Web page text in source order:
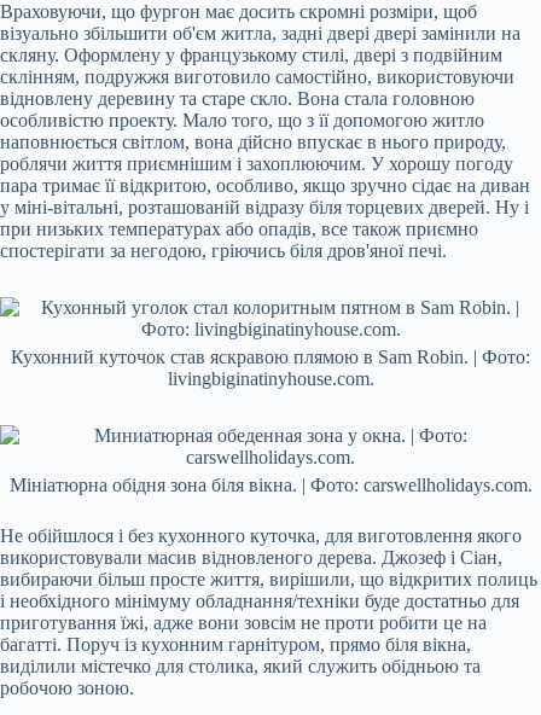
Враховуючи, що фургон має досить скромні розміри, щоб
візуально збільшити об'єм житла, задні двері двері замінили на
скляну. Оформлену у французькому стилі, двері з подвійним
склінням, подружжя виготовило самостійно, використовуючи
відновлену деревину та старе скло. Вона стала головною
особливістю проекту. Мало того, що з її допомогою житло
наповнюється світлом, вона дійсно впускає в нього природу,
роблячи життя приємнішим і захоплюючим. У хорошу погоду
пара тримає її відкритою, особливо, якщо зручно сідає на диван
у міні-вітальні, розташованій відразу біля торцевих дверей. Ну і
при низьких температурах або опадів, все також приємно
спостерігати за негодою, гріючись біля дров'яної печі.
Кухонний куточок став яскравою плямою в Sam Robin. | Фото:
livingbiginatinyhouse.com.
Мініатюрна обідня зона біля вікна. | Фото: carswellholidays.com.
Не обійшлося і без кухонного куточка, для виготовлення якого
використовували масив відновленого дерева. Джозеф і Сіан,
вибираючи більш просте життя, вирішили, що відкритих полиць
і необхідного мінімуму обладнання/техніки буде достатньо для
приготування їжі, адже вони зовсім не проти робити це на
багатті. Поруч із кухонним гарнітуром, прямо біля вікна,
виділили містечко для столика, який служить обідньою та
робочою зоною.